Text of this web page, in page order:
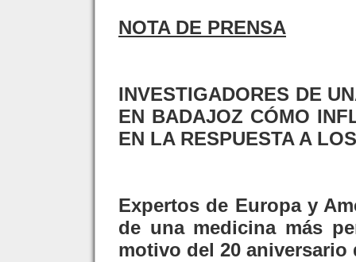
NOTA DE PRENSA
INVESTIGADORES DE
EN BADAJOZ CÓMO
EN LA RESPUESTA A
Expertos de Europa y
de una medicina más
motivo del 20 aniversario